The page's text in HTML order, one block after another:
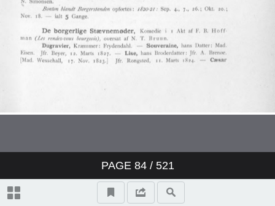
PAGE 84/ 521